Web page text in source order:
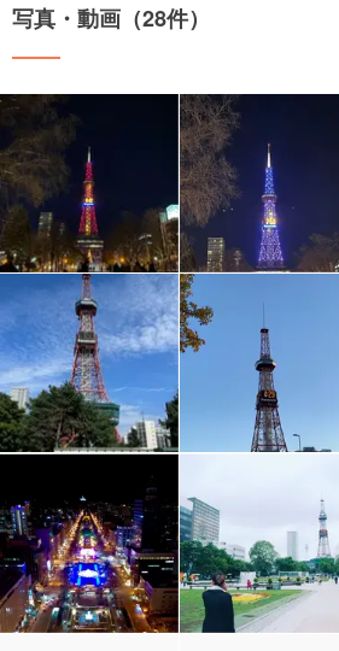
写真・動画（28件）